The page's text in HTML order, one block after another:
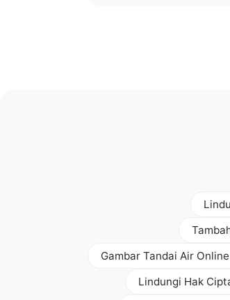
Gambar Tandai Air
Lindungi Hak